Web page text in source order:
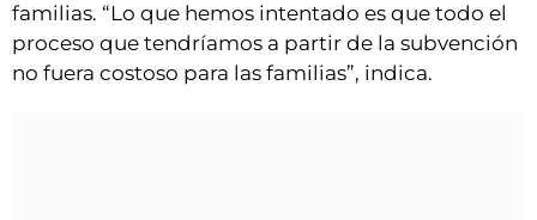
familias. “Lo que hemos intentado es que todo el
proceso que tendríamos a partir de la subvención
no fuera costoso para las familias”, indica.